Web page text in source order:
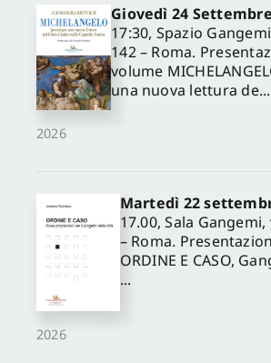
2026
Giovedì 24
17:30, Spazio
142 – Roma.
volume
una nuova lettura de...
2026
Martedì 22
17.00, Sala
– Roma.
ORDINE E CASO,
...